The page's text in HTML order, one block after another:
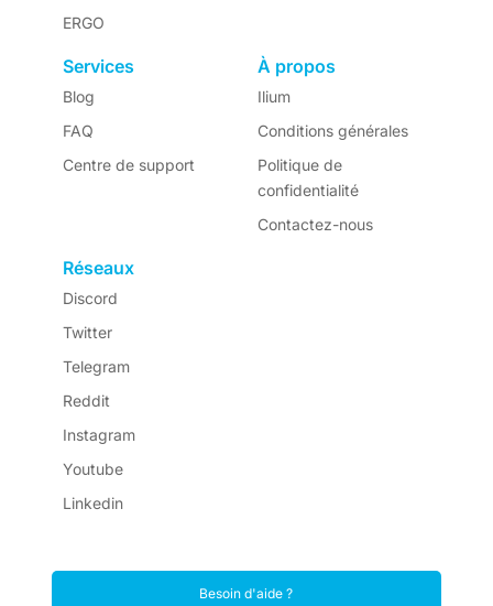
ERGO
Services
Blog
FAQ
Centre de support
À propos
Ilium
Conditions générales
Politique de
confidentialité
Contactez-nous
Réseaux
Discord
Twitter
Telegram
Reddit
Instagram
Youtube
Linkedin
Besoin d'aide ?